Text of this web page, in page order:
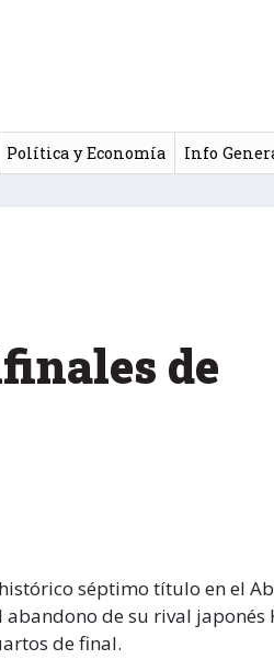
Política y Economía Info
de
séptimo título en el
de su rival japonés
de final.